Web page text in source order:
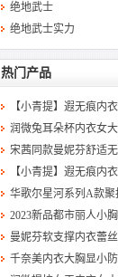
绝地武士
绝地武士实力
热门产品
【小青提】遐无痕内
润微兔耳朵杯内衣女
宋茜同款曼妮芬舒适
【小青提】遐无痕内
华歌尔星河系列A款
2023新品都市丽人小
曼妮芬软支撑内衣蕾
千奈美内衣大胸显小